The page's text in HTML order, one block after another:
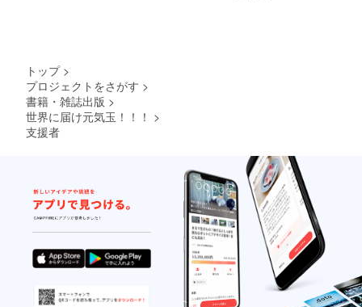
トップ >
プロジェクトをさがす >
書籍・雑誌出版 >
世界に届け元気玉！！！ >
支援者